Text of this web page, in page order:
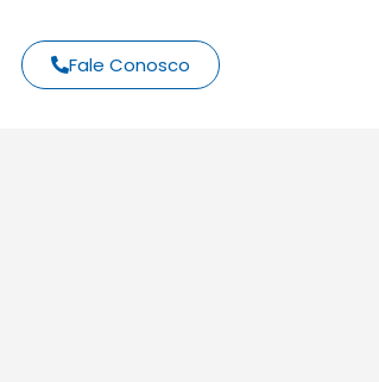
Fale Conosco